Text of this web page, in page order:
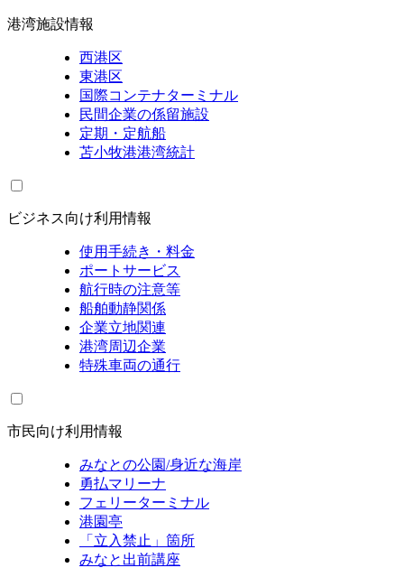
港湾施設情報
西港区
東港区
国際コンテナターミナル
民間企業の係留施設
定期・定航船
苫小牧港港湾統計
ビジネス向け利用情報
使用手続き・料金
ポートサービス
航行時の注意等
船舶動静関係
企業立地関連
港湾周辺企業
特殊車両の通行
市民向け利用情報
みなとの公園/身近な海岸
勇払マリーナ
フェリーターミナル
港園亭
「立入禁止」箇所
みなと出前講座